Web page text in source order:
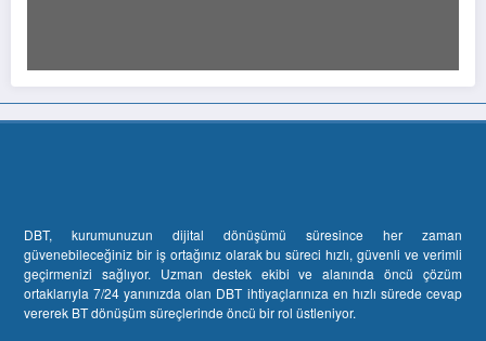
DBT, kurumunuzun dijital dönüşümü süresince her zaman
güvenebileceğiniz bir iş ortağınız olarak bu süreci hızlı, güvenli ve verimli
geçirmenizi sağlıyor. Uzman destek ekibi ve alanında öncü çözüm
ortaklarıyla 7/24 yanınızda olan DBT ihtiyaçlarınıza en hızlı sürede cevap
vererek BT dönüşüm süreçlerinde öncü bir rol üstleniyor.